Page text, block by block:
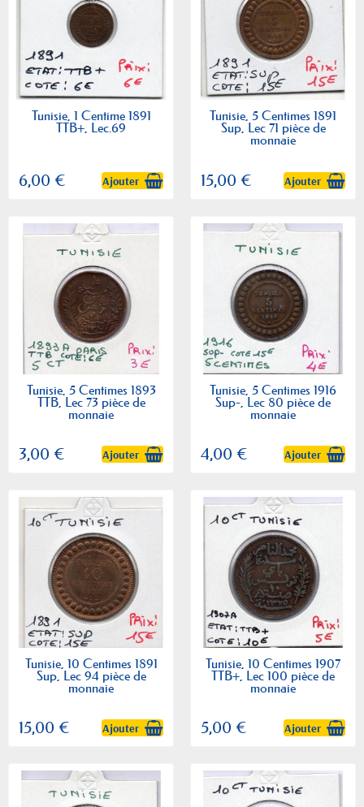
Tunisie, 1 Centime 1891
TTB+, Lec.69
6,00 € Ajouter
Tunisie, 5 Centimes 1891
Sup, Lec 71 pièce de
monnaie
15,00 € Ajouter
Tunisie, 5 Centimes 1893
TTB, Lec 73 pièce de
monnaie
3,00 € Ajouter
Tunisie, 5 Centimes 1916
Sup-, Lec 80 pièce de
monnaie
4,00 € Ajouter
Tunisie, 10 Centimes 1891
Sup, Lec 94 pièce de
monnaie
15,00 € Ajouter
Tunisie, 10 Centimes 1907
TTB+, Lec 100 pièce de
monnaie
5,00 € Ajouter